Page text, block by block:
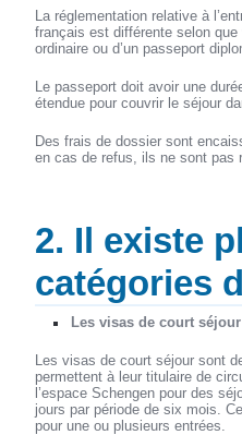
La réglementation relative à
français est différente selon
ordinaire ou d’un passeport
Le passeport doit avoir une
étendue pour couvrir le séjour
Des frais de dossier sont
en cas de refus, ils ne sont pas
2. Il existe
catégories
Les visas de court
Les visas de court séjour sont
permettent à leur titulaire de
l’espace Schengen pour des
jours par période de six mois.
pour une ou plusieurs entrées.